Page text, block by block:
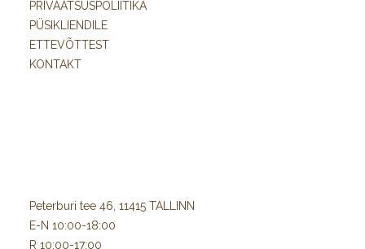
PRIVAATSUSPOLIITIKA
PÜSIKLIENDILE
ETTEVÕTTEST
KONTAKT
Peterburi tee 46, 11415 TALLINN
E-N 10:00-18:00
R 10:00-17:00